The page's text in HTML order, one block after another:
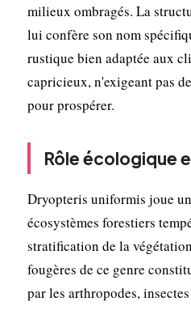
milieux ombragés. La
lui confère son nom
rustique bien adaptée aux
capricieux, n'exigeant pas
pour prospérer.
Rôle écologique
Dryopteris uniformis joue
écosystèmes forestiers
stratification de la
fougères de ce genre
par les arthropodes,